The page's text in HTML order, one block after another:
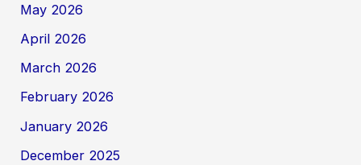
May 2026
April 2026
March 2026
February 2026
January 2026
December 2025